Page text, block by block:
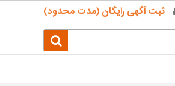
ثبت آگهی رایگان (مدت محدود)